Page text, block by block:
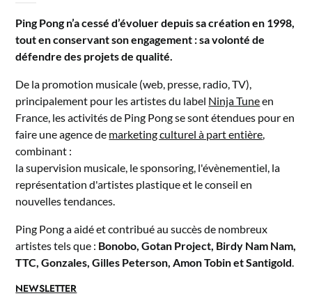
Ping Pong n’a cessé d’évoluer depuis sa création en 1998,
tout en conservant son engagement : sa volonté de
défendre des projets de qualité.
De la promotion musicale (web, presse, radio, TV),
principalement pour les artistes du label Ninja Tuneen
France, les activités de Ping Pong se sont étendues pour en
faire une agence de marketing culturel à part entière
combinant :
la supervision musicale, le sponsoring, l'évènementiel, la
représentation d'artistes plastique et le conseil en
nouvelles tendances.
Ping Pong a aidé et contribué au succès de nombreux
artistes tels que : Bonobo, Gotan Project, Birdy Nam Nam,
TTC, Gonzales, Gilles Peterson, Amon Tobin et Santigold
NEWSLETTER